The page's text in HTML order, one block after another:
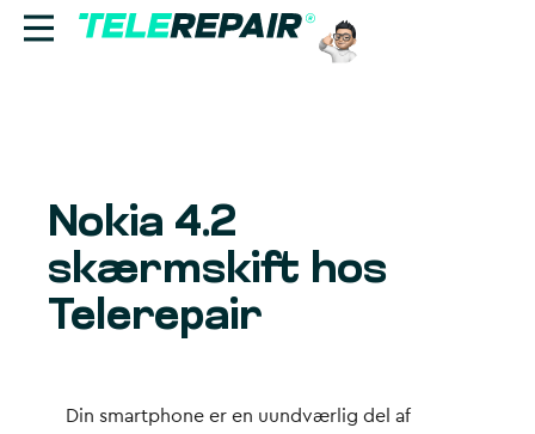
Find butik
Erhverv
Nokia 4.2
skærmskift hos
Telerepair
Din smartphone er en uundværlig del af